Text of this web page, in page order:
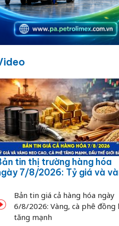
tin thị trường hàng hóa
7/8/2026: Tỷ giá và
dầu thế giới bật tăng
Bản tin giá cả hàng hóa ngày
6/8/2026: Vàng, cà phê đồng
tăng mạnh